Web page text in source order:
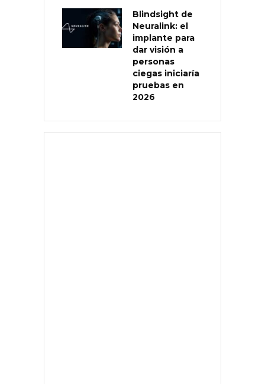
Blindsight de
Neuralink: el
implante para
dar visión a
personas
ciegas iniciaría
pruebas en
2026